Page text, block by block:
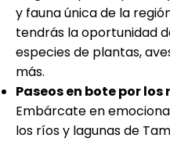
y fauna única de la
tendrás la oportunidad
especies de plantas,
más.
Paseos en bote por
Embárcate en
los ríos y lagunas de